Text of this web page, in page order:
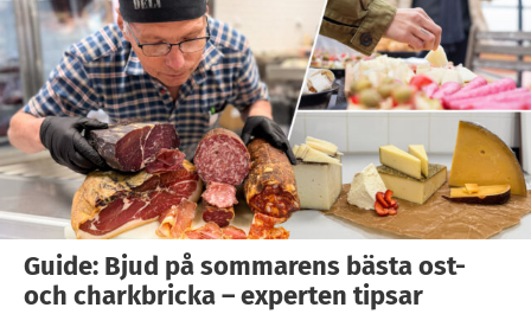
Guide: Bjud på sommarens bästa ost-
och charkbricka – experten tipsar